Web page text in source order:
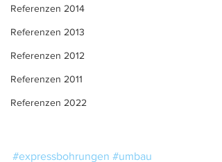
Referenzen 2014
Referenzen 2013
Referenzen 2012
Referenzen 2011
Referenzen 2022
#expressbohrungen #umbau